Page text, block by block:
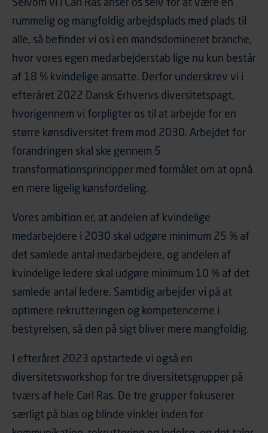
rummelig og mangfoldig arbejdsplads med plads til
alle, så befinder vi os i en mandsdomineret branche,
hvor vores egen medarbejderstab lige nu kun består
af 18 % kvindelige ansatte. Derfor underskrev vi i
efteråret 2022 Dansk Erhvervs diversitetspagt,
hvorigennem vi forpligter os til at arbejde for en
større kønsdiversitet frem mod 2030. Arbejdet for
forandringen skal ske gennem 5
transformationsprincipper med formålet om at opnå
en mere ligelig kønsfordeling.
Vores ambition er, at andelen af kvindelige
medarbejdere i 2030 skal udgøre minimum 25 % af
det samlede antal medarbejdere, og andelen af
kvindelige ledere skal udgøre minimum 10 % af det
samlede antal ledere. Samtidig arbejder vi på at
optimere rekrutteringen og kompetencerne i
bestyrelsen, så den på sigt bliver mere mangfoldig.
I efteråret 2023 opstartede vi også en
diversitetsworkshop for tre diversitetsgrupper på
tværs af hele Carl Ras. De tre grupper fokuserer
særligt på bias og blinde vinkler inden for